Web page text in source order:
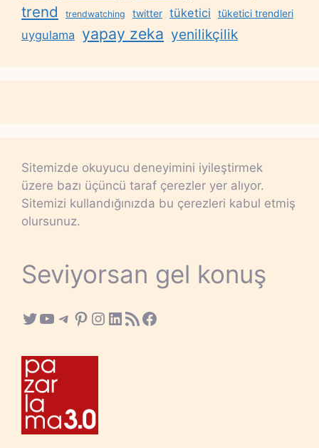
trend trendwatching twitter tüketici tüketici trendleri
uygulama yapay zeka yenilikçilik
Sitemizde okuyucu deneyimini iyileştirmek
üzere bazı üçüncü taraf çerezler yer alıyor.
Sitemizi kullandığınızda bu çerezleri kabul etmiş
olursunuz.
Seviyorsan gel konuş
Twitter
YouTube
Telegram
Pinterest
Instagram
LinkedIn
RSS FeedFacebook